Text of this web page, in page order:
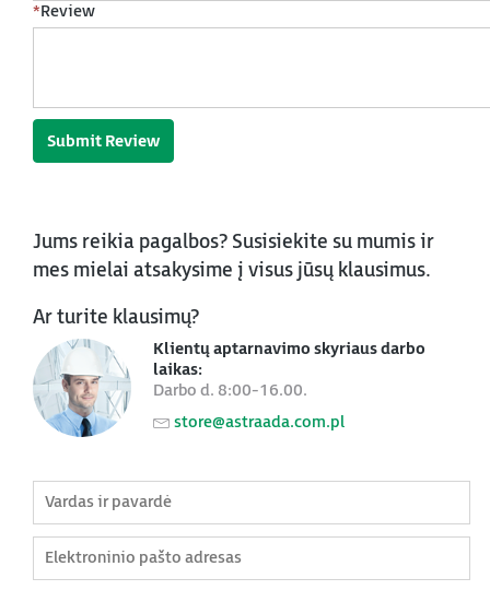
*Review
Submit Review
Jums reikia pagalbos? Susisiekite su mumis ir
mes mielai atsakysime į visus jūsų klausimus.
Ar turite klausimų?
Klientų aptarnavimo skyriaus darbo
laikas:
Darbo d. 8:00-16.00.
store@astraada.com.pl